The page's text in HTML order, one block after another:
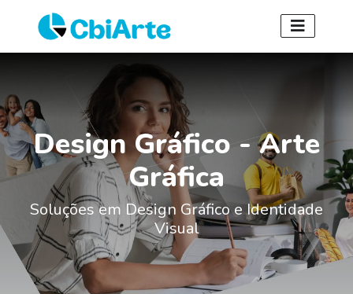
Design Gráfico - Arte
Gráfica
Soluções em Design Gráfico e Identidade
Visual